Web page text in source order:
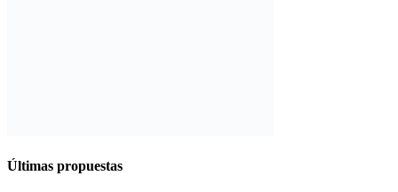
Últimas propuestas